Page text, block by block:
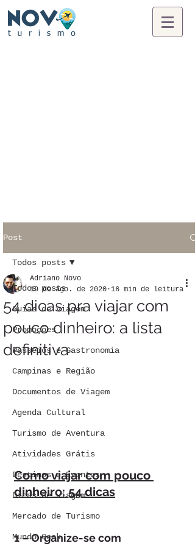
Post
Todos posts
Guias de viagem
Promoções
Passeios e Gastronomia
Campinas e Região
Documentos de Viagem
Agenda Cultural
Turismo de Aventura
Atividades Grátis
Destinos e Eventos
Dicas de viagem
Mercado de Turismo
Mundo Geek
Todos posts
54 dicas pra viajar com
pouco dinheiro: a lista
definitiva
Adriano Novo
19 de ago. de 2020 16 min de leitura
Como viajar com pouco
dinheiro: 54 dicas
1 – Organize-se com